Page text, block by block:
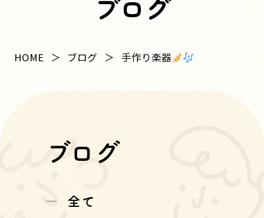
ブログ
HOME ブログ 手作り楽器
ブログ
全て